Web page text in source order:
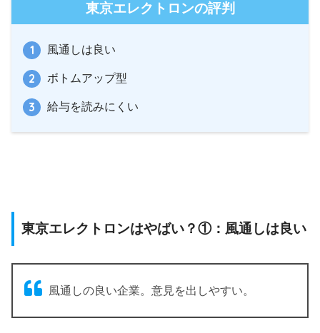
東京エレクトロンの評判
風通しは良い
ボトムアップ型
給与を読みにくい
東京エレクトロンはやばい？①：風通しは良い
風通しの良い企業。意見を出しやすい。